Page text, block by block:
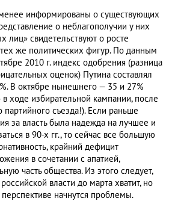
информированы о существующих
о неблагополучии у них
лиц» свидетельствуют о росте
же политических фигур. По данным
2010 г. индекс одобрения (разница
оценок) Путина составлял
В октябре нынешнего — 35 и 27%
в ходе избирательной кампании, после
съезда!). Если раньше
за власть была надежда на лучшее и
в 90-х гг., то сейчас все большую
крайний дефицит
в сочетании с апатией,
часть общества. Из этого следует,
власти до марта хватит, но
начнутся проблемы.